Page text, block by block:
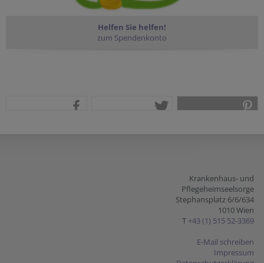
Helfen Sie helfen!
zum Spendenkonto
Krankenhaus- und
Pflegeheimseelsorge
Stephansplatz 6/6/634
1010 Wien
T +43 (1) 515 52-3369
E-Mail schreiben
Impressum